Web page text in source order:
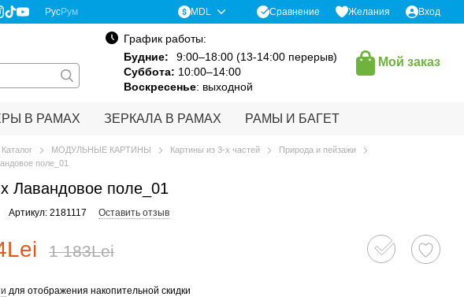
РусРум MDL Сравнение Желания Вход
График работы:
Будние:
9:00–18:00 (13-14:00 перерыв)
Суббота: 10:00–14:00
Воскресенье: выходной
Мой заказ
В РАМАХ ЗЕРКАЛА В РАМАХ РАМЫ И БАГЕТ
Каталог МОДУЛЬНЫЕ КАРТИНЫ Картины из 3-х частей
Природа и пейзажи
поле_01
Лавандовое поле_01
Артикул: 2181117 Оставить отзыв
1 183Lei
для отображения накопительной скидки